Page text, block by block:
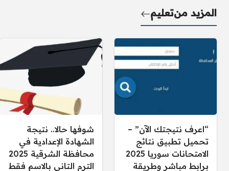
المزيد منتعليم
“اعرف نتيجتك الآن” –
تحميل تطبيق نتائج
الامتحانات سوريا 2025
برابط مباشر وطريقة
شوفها حالا.. نتيجة
الشهادة الإعدادية في
محافظة الشرقية 2025
الترم التاني بالاسم فقط